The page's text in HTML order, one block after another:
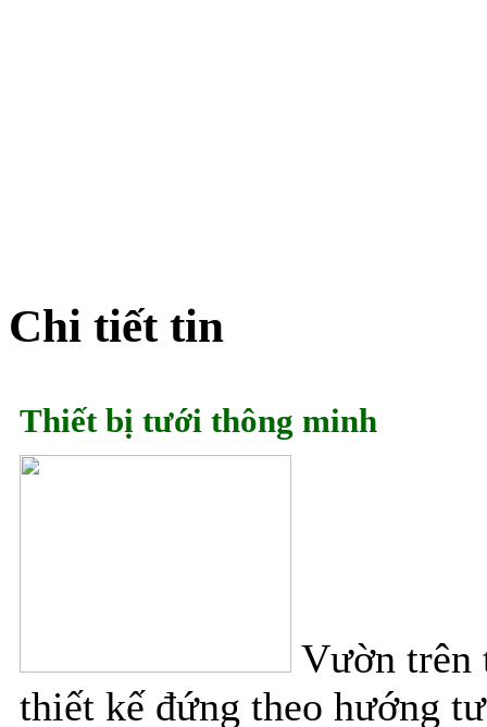
Chi tiết tin
Thiết bị tưới thông minh
Vườn trên
thiết kế đứng theo hướng